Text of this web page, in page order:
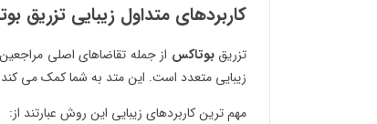
کاربردهای متداول زیبایی تزریق
تزریقبوتاکس از جمله تقاضاهای اصلی
زیبایی متعدد است. این متد به شما کمک می کند
مهم ترین کاربردهای زیبایی این روش عبارتند از: